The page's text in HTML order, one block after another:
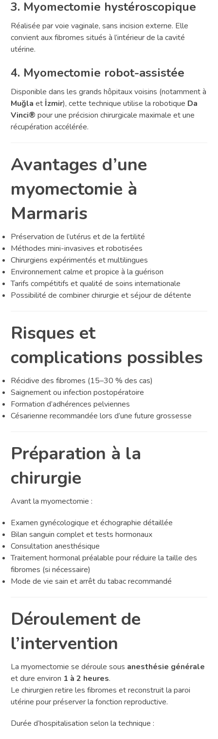
3. Myomectomie hystéroscopique
Réalisée par voie vaginale, sans incision externe. Elle
convient aux fibromes situés à l’intérieur de la cavité
utérine.
4. Myomectomie robot-assistée
Disponible dans les grands hôpitaux voisins (notamment à
Muğla et İzmir), cette technique utilise la robotique Da
Vinci® pour une précision chirurgicale maximale et une
récupération accélérée.
Avantages d’une
myomectomie à
Marmaris
Préservation de l’utérus et de la fertilité
Méthodes mini-invasives et robotisées
Chirurgiens expérimentés et multilingues
Environnement calme et propice à la guérison
Tarifs compétitifs et qualité de soins internationale
Possibilité de combiner chirurgie et séjour de détente
Risques et
complications possibles
Récidive des fibromes (15–30 % des cas)
Saignement ou infection postopératoire
Formation d’adhérences pelviennes
Césarienne recommandée lors d’une future grossesse
Préparation à la
chirurgie
Avant la myomectomie :
Examen gynécologique et échographie détaillée
Bilan sanguin complet et tests hormonaux
Consultation anesthésique
Traitement hormonal préalable pour réduire la taille des
fibromes (si nécessaire)
Mode de vie sain et arrêt du tabac recommandé
Déroulement de
l’intervention
La myomectomie se déroule sous anesthésie générale
et dure environ 1 à 2 heures.
Le chirurgien retire les fibromes et reconstruit la paroi
utérine pour préserver la fonction reproductive.
Durée d’hospitalisation selon la technique :